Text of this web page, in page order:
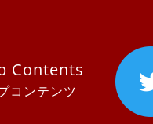
Contents
コンテンツ